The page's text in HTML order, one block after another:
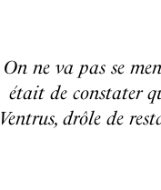
On ne va pas se
était de constater
Ventrus, drôle de